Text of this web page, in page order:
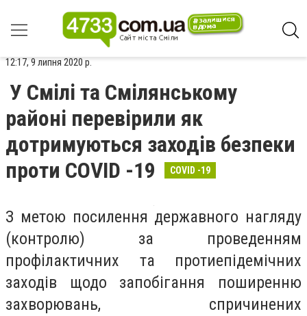
12:17, 9 липня 2020 р.
У Смілі та Смілянському
районі перевірили як
дотримуються заходів безпеки
проти COVІD -19
COVІD -19
З метою посилення державного нагляду
(контролю) за проведенням
профілактичних та протиепідемічних
заходів щодо запобігання поширенню
захворювань, спричинених